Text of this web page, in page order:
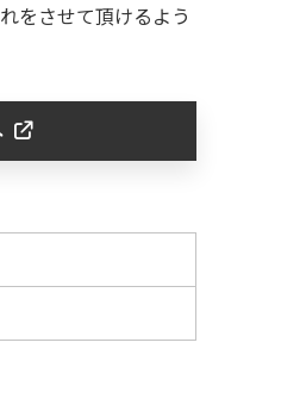
をさせて頂けるよう